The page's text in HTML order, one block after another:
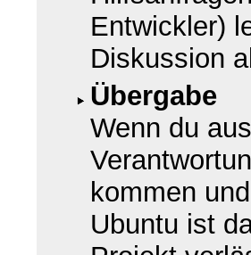
Entwickler)
Diskussion
Übergabe
Wenn du
kommen
Ubuntu ist